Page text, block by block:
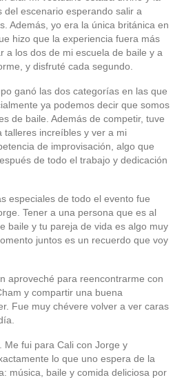
del escenario esperando salir a
Además, yo era la única británica en
hizo que la experiencia fuera más
a los dos de mi escuela de baile y a
y disfruté cada segundo.
ganó las dos categorías en las que
ya podemos decir que somos
de baile. Además de competir, tuve
talleres increíbles y ver a mi
de improvisación, algo que
de todo el trabajo y dedicación
especiales de todo el evento fue
Tener a una persona que es al
baile y tu pareja de vida es algo muy
juntos es un recuerdo que voy
aproveché para reencontrarme con
y compartir una buena
Fue muy chévere volver a ver caras
Me fui para Cali con Jorge y
lo que uno espera de la
música, baile y comida deliciosa por